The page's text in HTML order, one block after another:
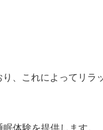
、これによってリラ